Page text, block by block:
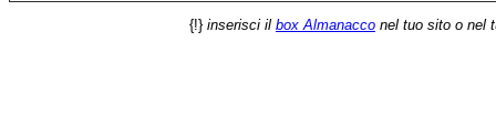
{!} inserisci il box Almanacco nel tuo sito o nel